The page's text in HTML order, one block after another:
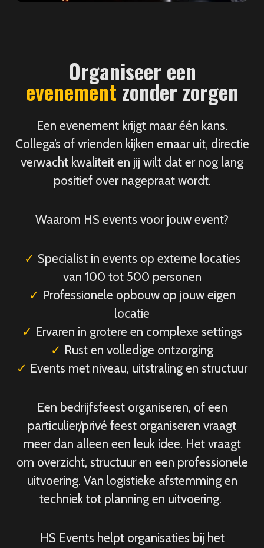
Organiseer een
evenement zonder zorgen
Een evenement krijgt maar één kans.
Collega’s of vrienden kijken ernaar uit, directie
verwacht kwaliteit en jij wilt dat er nog lang
positief over nagepraat wordt.
Waarom HS events voor jouw event?
✓ Specialist in events op externe locaties
van 100 tot 500 personen
✓ Professionele opbouw op jouw eigen
locatie
✓ Ervaren in grotere en complexe settings
✓ Rust en volledige ontzorging
✓ Events met niveau, uitstraling en structuur
Een bedrijfsfeest organiseren, of een
particulier/privé feest organiseren vraagt
meer dan alleen een leuk idee. Het vraagt
om overzicht, structuur en een professionele
uitvoering. Van logistieke afstemming en
techniek tot planning en uitvoering.
HS Events helpt organisaties bij het